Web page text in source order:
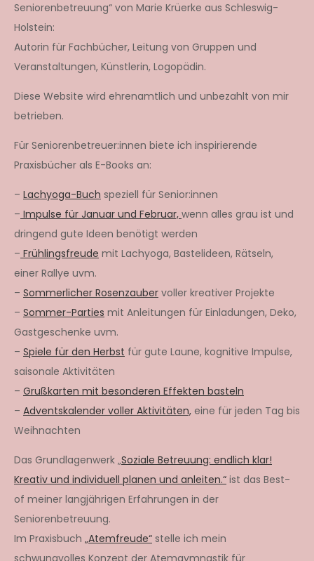
Seniorenbetreuung“ von Marie Krüerke aus Schleswig-
Holstein:
Autorin für Fachbücher, Leitung von Gruppen und
Veranstaltungen, Künstlerin, Logopädin.
Diese Website wird ehrenamtlich und unbezahlt von mir
betrieben.
Für Seniorenbetreuer:innen biete ich inspirierende
Praxisbücher als E-Books an:
– Lachyoga-Buch speziell für Senior:innen
– Impulse für Januar und Februar, wenn alles grau ist und
dringend gute Ideen benötigt werden
– Frühlingsfreude mit Lachyoga, Bastelideen, Rätseln,
einer Rallye uvm.
– Sommerlicher Rosenzauber voller kreativer Projekte
– Sommer-Parties mit Anleitungen für Einladungen, Deko,
Gastgeschenke uvm.
– Spiele für den Herbst für gute Laune, kognitive Impulse,
saisonale Aktivitäten
– Grußkarten mit besonderen Effekten basteln
– Adventskalender voller Aktivitäten, eine für jeden Tag bis
Weihnachten
Das Grundlagenwerk „Soziale Betreuung: endlich klar!
Kreativ und individuell planen und anleiten.“ ist das Best-
of meiner langjährigen Erfahrungen in der
Seniorenbetreuung.
Im Praxisbuch „Atemfreude“ stelle ich mein